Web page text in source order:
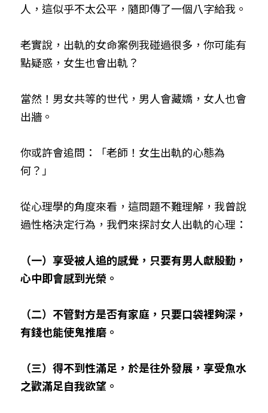
人，這似乎不太公平，隨即傳了一個八字給我。
老實說，出軌的女命案例我碰過很多，你可能有
點疑惑，女生也會出軌？
當然！男女共等的世代，男人會藏嬌，女人也會
出牆。
你或許會追問：「老師！女生出軌的心態為
何？」
從心理學的角度來看，這問題不難理解，我曾說
過性格決定行為，我們來探討女人出軌的心理：
（一）享受被人追的感覺，只要有男人獻殷勤，
心中即會感到光榮。
（二）不管對方是否有家庭，只要口袋裡夠深，
有錢也能使鬼推磨。
（三）得不到性滿足，於是往外發展，享受魚水
之歡滿足自我欲望。